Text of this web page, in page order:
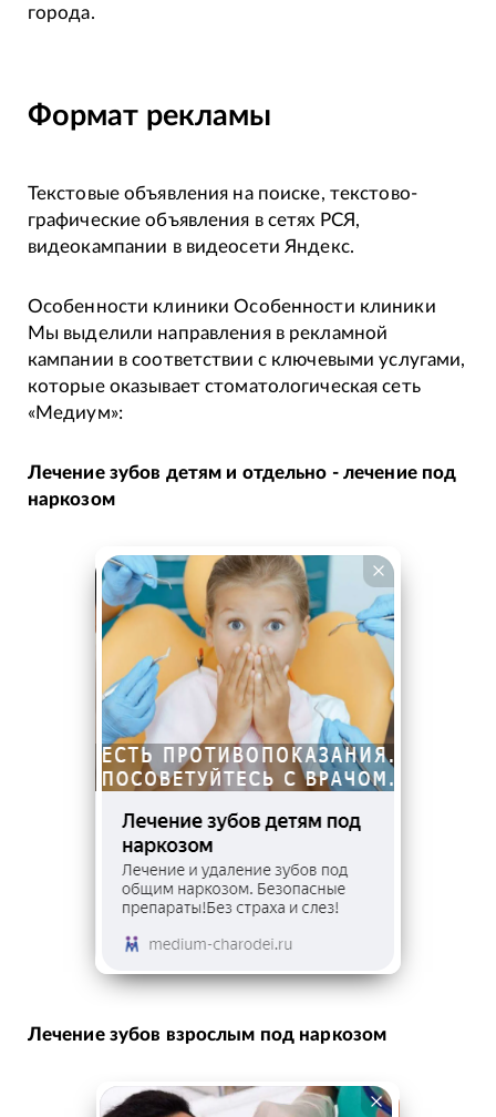
города.
Формат рекламы
Текстовые объявления на поиске, текстово-
графические объявления в сетях РСЯ,
видеокампании в видеосети Яндекс.
Особенности клиники Особенности клиники
Мы выделили направления в рекламной
кампании в соответствии с ключевыми услугами,
которые оказывает стоматологическая сеть
«Медиум»:
Лечение зубов детям и отдельно - лечение под
наркозом
Лечение зубов взрослым под наркозом